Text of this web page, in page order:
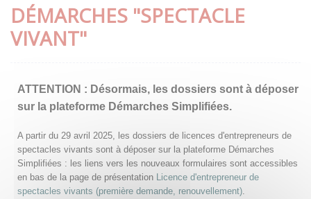
DÉMARCHES "SPECTACLE
VIVANT"
ATTENTION : Désormais, les dossiers sont à déposer
sur la plateforme Démarches Simplifiées.
A partir du 29 avril 2025, les dossiers de licences d'entrepreneurs de
spectacles vivants sont à déposer sur la plateforme Démarches
Simplifiées : les liens vers les nouveaux formulaires sont accessibles
en bas de la page de présentation Licence d'entrepreneur de
spectacles vivants (première demande, renouvellement).